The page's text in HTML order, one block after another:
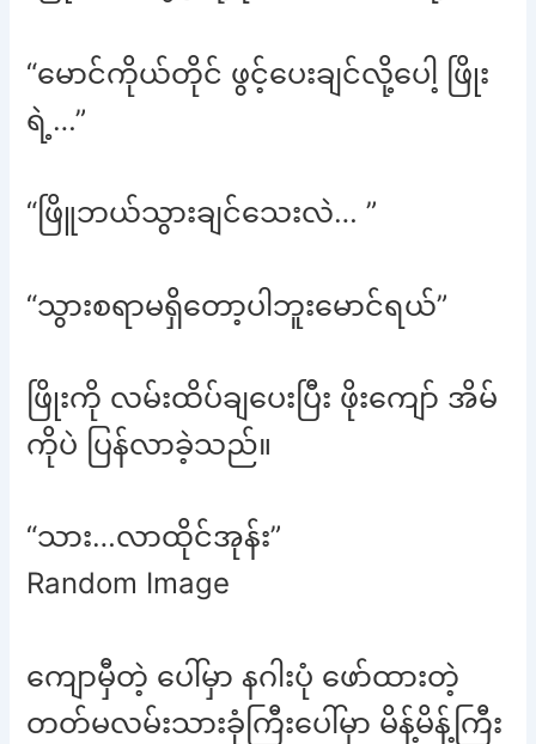
“မောင်ကိုယ်တိုင် ဖွင့်ပေးချင်လို့ပေါ့ ဖြိုး
ရဲ့…”
“ဖြိူဘယ်သွားချင်သေးလဲ… ”
“သွားစရာမရှိတော့ပါဘူးမောင်ရယ်”
ဖြိုးကို လမ်းထိပ်ချပေးပြီး ဖိုးကျော် အိမ်
ကိုပဲ ပြန်လာခဲ့သည်။
“သား…လာထိုင်အုန်း”
Random Image
ကျောမှီတဲ့ ပေါ်မှာ နဂါးပုံ ဖော်ထားတဲ့
တတ်မလမ်းသားခုံကြီးပေါ်မှာ မိန့်မိန့်ကြီး